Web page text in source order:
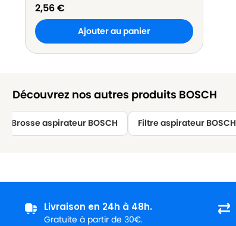
2,56€
Ajouter au panier
Découvrez nos autres produits BOSCH
Brosse aspirateur BOSCH Filtre aspirateur BOSCH
Livraison en 24h à 48h.
Gratuite à partir de 30€.